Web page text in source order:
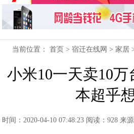
当前位置：首页 >宿迁在线网 >家居
小米10一天卖10
本超乎
时间：2020-04-10 07:48:23 阅读：928 来源